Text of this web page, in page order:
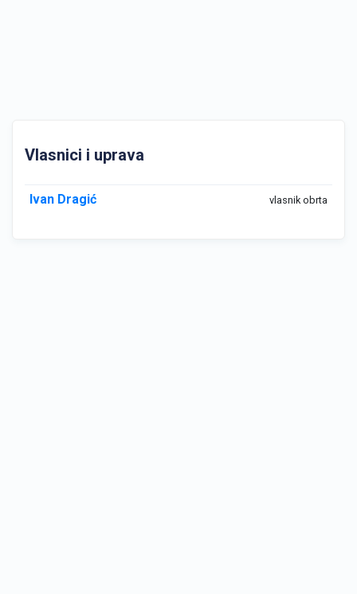
Vlasnici i uprava
Ivan Dragić vlasnik obrta